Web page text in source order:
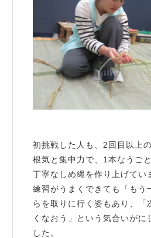
初挑戦した人も、2回目以上
根気と集中力で、1本なうご
丁寧なしめ縄を作り上げてい
練習がうまくできても「もう
らを取りに行く姿もあり、「
くなおう」という気合いがに
した。